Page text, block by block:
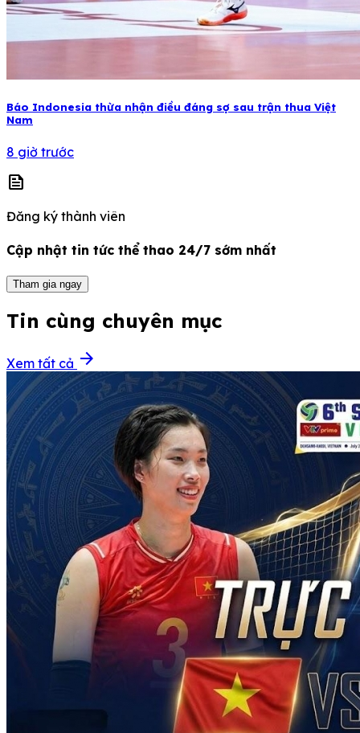
Báo Indonesia thừa nhận điều đáng sợ sau trận thua Việt
Nam
8 giờ trước
news
Đăng ký thành viên
Cập nhật tin tức thể thao 24/7 sớm nhất
Tham gia ngay
Tin cùng chuyên mục
Xem tất cả arrow_forward